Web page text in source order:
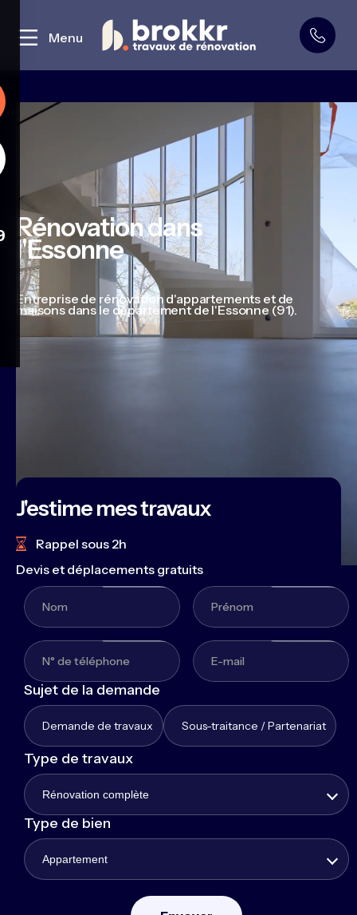
Curage et démolition
Menu
Rénovation dans
l'Essonne
Entreprise de rénovation d'appartements et de
maisons dans le département de l'Essonne (91).
J'estime mes travaux
Rappel sous 2h
Devis et déplacements gratuits
Sujet de la demande
Demande de travaux Sous-traitance / Partenariat
Type de travaux
Rénovation complète
Type de bien
Appartement